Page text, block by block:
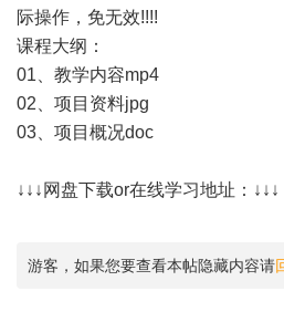
际操作，免无效!!!!
课程大纲：
01、教学内容mp4
02、项目资料jpg
03、项目概况doc
↓↓↓网盘下载or在线学习地址：↓↓↓
游客，如果您要查看本帖隐藏内容请